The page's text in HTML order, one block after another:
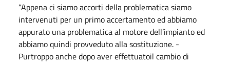
“Appena ci siamo accorti della problematica siamo
intervenuti per un primo accertamento ed abbiamo
appurato una problematica al motore dell’impianto ed
abbiamo quindi provveduto alla sostituzione. -
Purtroppo anche dopo aver effettuatoil cambio di